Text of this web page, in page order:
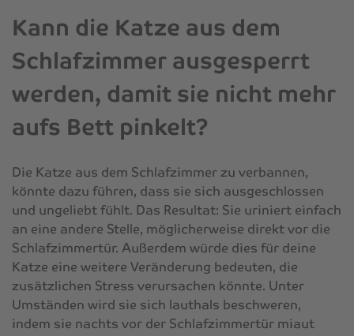
Kann die Katze aus dem
Schlafzimmer ausgesperrt
werden, damit sie nicht mehr
aufs Bett pinkelt?
Die Katze aus dem Schlafzimmer zu verbannen,
könnte dazu führen, dass sie sich ausgeschlossen
und ungeliebt fühlt. Das Resultat: Sie uriniert einfach
an eine andere Stelle, möglicherweise direkt vor die
Schlafzimmertür. Außerdem würde dies für deine
Katze eine weitere Veränderung bedeuten, die
zusätzlichen Stress verursachen könnte. Unter
Umständen wird sie sich lauthals beschweren,
indem sie nachts vor der Schlafzimmertür miaut